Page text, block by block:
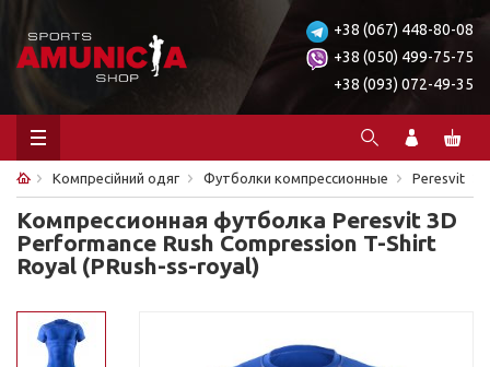
+38 (067) 448-80-08
+38 (050) 499-75-75
+38 (093) 072-49-35
Компресійний одяг Футболки компрессионные Peresvit
Компрессионная футболка Peresvit 3D
Performance Rush Compression T-Shirt
Royal (PRush-ss-royal)